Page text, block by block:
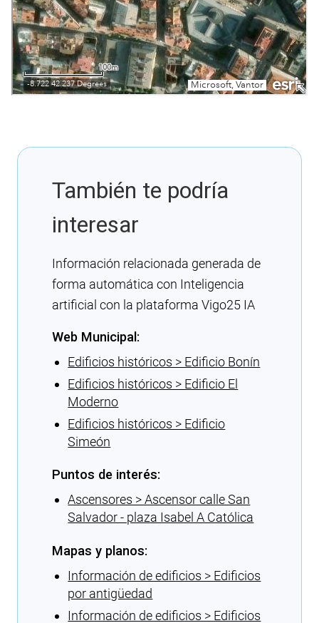
También te podría
interesar
Información relacionada generada de
forma automática con Inteligencia
artificial con la plataforma Vigo25 IA
Web Municipal:
Edificios históricos > Edificio Bonín
Edificios históricos > Edificio El
Moderno
Edificios históricos > Edificio
Simeón
Puntos de interés:
Ascensores > Ascensor calle San
Salvador - plaza Isabel A Católica
Mapas y planos:
Información de edificios > Edificios
por antigüedad
Información de edificios > Edificios